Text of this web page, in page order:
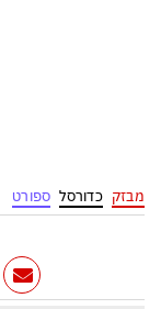
מבזק כדורסל ספורט